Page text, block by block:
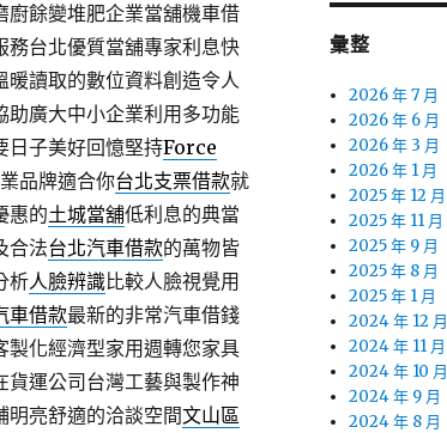
廚餘變堆肥企業當舖機車借
務台北優質當舖專家利息快
讀取的數位資料創造令人
助廣大中小企業利用多功能
日子美好回憶堅持Force
品牌適合你台北支票借款就
惠的土城當舖低利息的典當
合法台北汽車借款的萬物皆
析人臉辨識比較人臉視覺用
車借款最新的非常汽車借錢
製化經濟型家用週轉您家具
貨運公司台灣工藝與製作神
明亮舒適的洽談空間文山區
彙整
2026 年 7 月
2026 年 6 月
2026 年 3 月
2026 年 1 月
2025 年 12 月
2025 年 11 月
2025 年 9 月
2025 年 8 月
2025 年 1 月
2024 年 12 月
2024 年 11 月
2024 年 10 月
2024 年 9 月
2024 年 8 月